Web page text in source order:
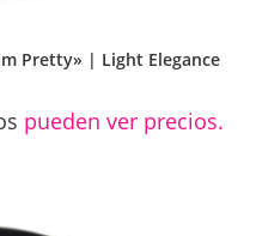
Pretty» | Light Elegance
pueden ver precios.